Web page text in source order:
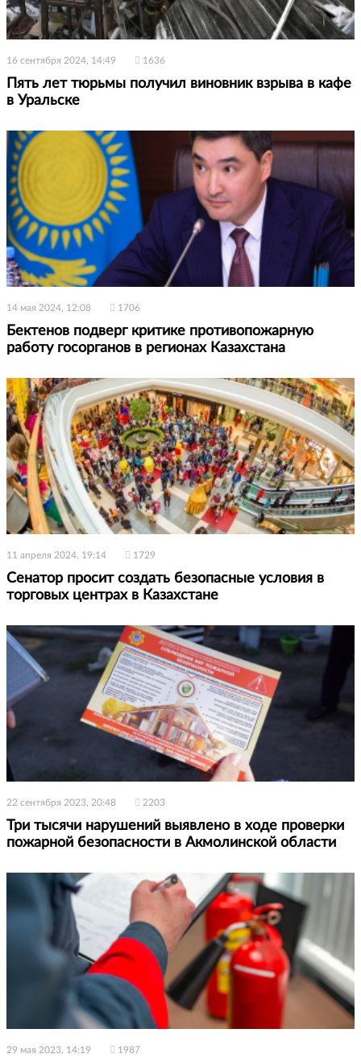
16 сентября 2024, 14:49 1636
Пять лет тюрьмы получил виновник взрыва в кафе
в Уральске
14 мая 2024, 12:08 1706
Бектенов подверг критике противопожарную
работу госорганов в регионах Казахстана
11 апреля 2024, 19:14 1729
Сенатор просит создать безопасные условия в
торговых центрах в Казахстане
22 сентября 2023, 20:48 2203
Три тысячи нарушений выявлено в ходе проверки
пожарной безопасности в Акмолинской области
29 мая 2023, 14:19 1987